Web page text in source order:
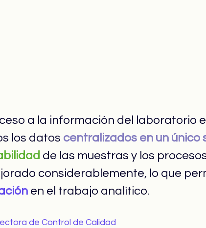
a la información del laboratorio
los datos centralizados en un único
de las muestras y los
considerablemente, lo que
en el trabajo analítico.
de Control de Calidad